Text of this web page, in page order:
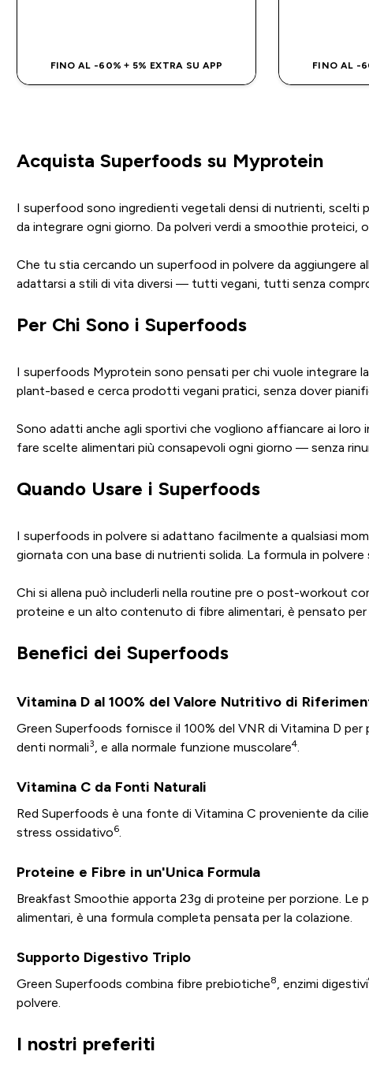
FINO AL -60% + 5% EXTRA SU APP FINO AL -
Acquista Superfoods su Myprotein
I superfood sono ingredienti vegetali densi di nutrienti, scelti
da integrare ogni giorno. Da polveri verdi a smoothie
Che tu stia cercando un superfood in polvere da aggiungere
adattarsi a stili di vita diversi — tutti vegani, tutti senza
Per Chi Sono i Superfoods
I superfoods Myprotein sono pensati per chi vuole integrare
plant-based e cerca prodotti vegani pratici, senza dover
Sono adatti anche agli sportivi che vogliono affiancare ai
fare scelte alimentari più consapevoli ogni giorno — senza
Quando Usare i Superfoods
I superfoods in polvere si adattano facilmente a qualsiasi
giornata con una base di nutrienti solida. La formula in
Chi si allena può includerli nella routine pre o post-workout
proteine e un alto contenuto di fibre alimentari, è pensato
Benefici dei Superfoods
Vitamina D al 100% del Valore Nutritivo di
Green Superfoods fornisce il 100% del VNR di Vitamina D
denti normali3 , e alla normale funzione muscolare4.
Vitamina C da Fonti Naturali
Red Superfoods è una fonte di Vitamina C proveniente da
stress ossidativo6.
Proteine e Fibre in un'Unica Formula
Breakfast Smoothie apporta 23g di proteine per porzione. Le
alimentari, è una formula completa pensata per la colazione.
Supporto Digestivo Triplo
Green Superfoods combina fibre prebiotiche8 , enzimi digestivi
polvere.
I nostri preferiti